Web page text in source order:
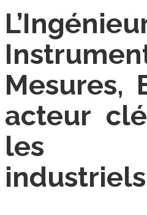
Mesures,
acteur
les
industriels